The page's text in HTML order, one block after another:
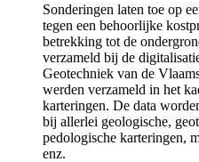
Sonderingen laten toe op
tegen een behoorlijke
betrekking tot de
verzameld bij de
Geotechniek van de
werden verzameld in het
karteringen. De data
bij allerlei geologische,
pedologische karteringen,
enz.